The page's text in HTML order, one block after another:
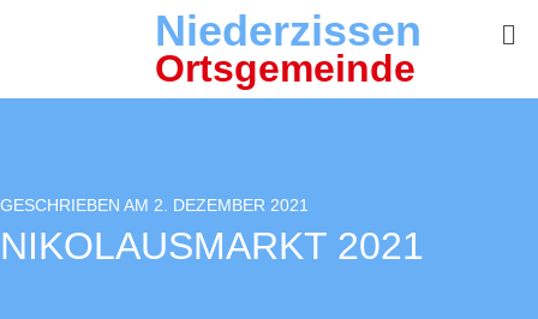
Niederzissen
Ortsgemeinde
GESCHRIEBEN AM 2. DEZEMBER 2021
NIKOLAUSMARKT 2021